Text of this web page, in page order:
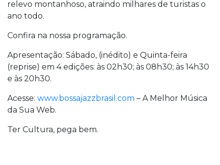
relevo montanhoso, atraindo milhares de turistas o
ano todo.
Confira na nossa programação.
Apresentação: Sábado, (inédito) e Quinta-feira
(reprise) em 4 edições: às 02h30; às 08h30; às 14h30
e às 20h30.
Acesse: www.bossajazzbrasil.com – A Melhor Música
da Sua Web.
Ter Cultura, pega bem.